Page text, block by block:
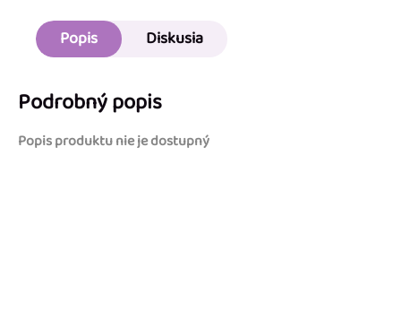
Popis Diskusia
Podrobný popis
Popis produktu nie je dostupný